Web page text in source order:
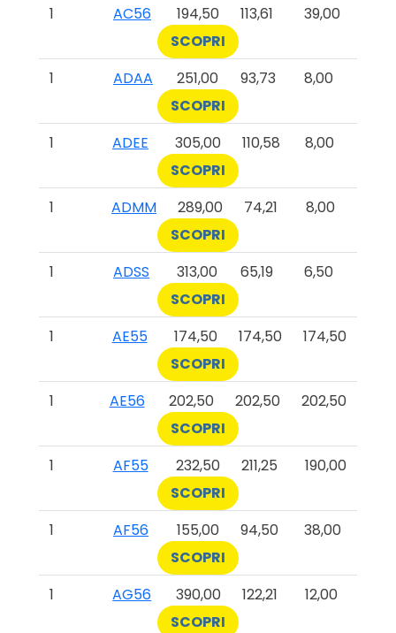
1
AC56 194,50 113,61
39,00
SCOPRI
1
ADAA 251,00 93,73
8,00
SCOPRI
1
ADEE 305,00 110,58
8,00
SCOPRI
1
ADMM 289,00 74,21
8,00
SCOPRI
1
ADSS 313,00 65,19
6,50
SCOPRI
1
AE55 174,50 174,50
174,50
SCOPRI
1
AE56 202,50 202,50
202,50
SCOPRI
1
AF55 232,50 211,25
190,00
SCOPRI
1
AF56 155,00 94,50
38,00
SCOPRI
1
AG56 390,00 122,21
12,00
SCOPRI